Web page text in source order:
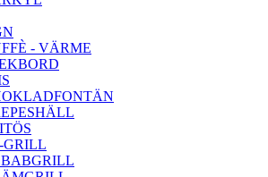
- VÄRME
GRILL